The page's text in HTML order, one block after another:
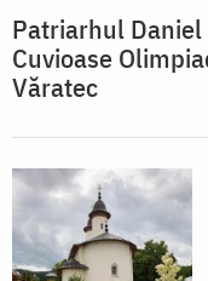
Patriarhul
Cuvioase
Văratec